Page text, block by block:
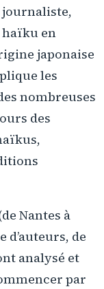
journaliste,
haïku en
japonaise
les
nombreuses
des
Nantes à
d’auteurs, de
analysé et
par